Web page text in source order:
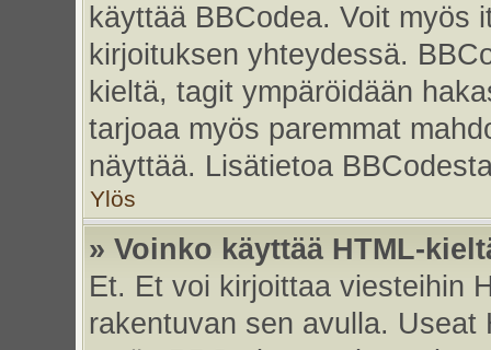
käyttää BBCodea. Voit myös
kirjoituksen yhteydessä.
kieltä, tagit ympäröidään
tarjoaa myös paremmat
näyttää. Lisätietoa
Ylös
» Voinko käyttää HTML-
Et. Et voi kirjoittaa viesteihin
rakentuvan sen avulla.